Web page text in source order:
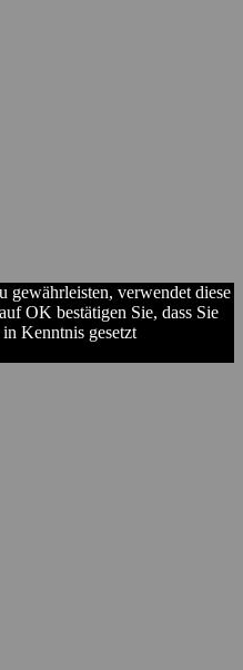
gewährleisten, verwendet diese
OK bestätigen Sie, dass Sie
Kenntnis gesetzt